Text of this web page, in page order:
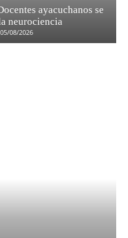
ayacuchanos se
neurociencia
05/08/2026